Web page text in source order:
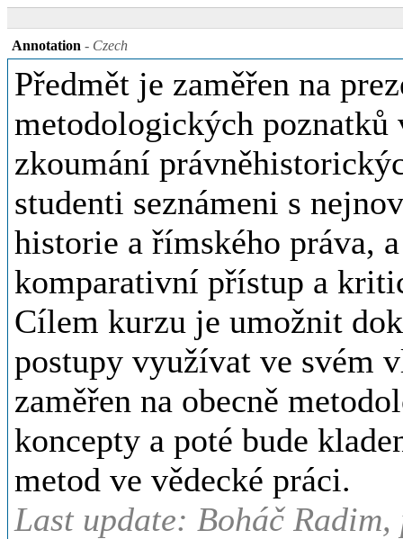
Annotation - Czech
Předmět je zaměřen na
metodologických
zkoumání
studenti seznámeni s
historie a římského práva,
komparativní přístup a
Cílem kurzu je umožnit
postupy využívat ve svém
zaměřen na obecně
koncepty a poté bude
metod ve vědecké práci.
Last update: Boháč